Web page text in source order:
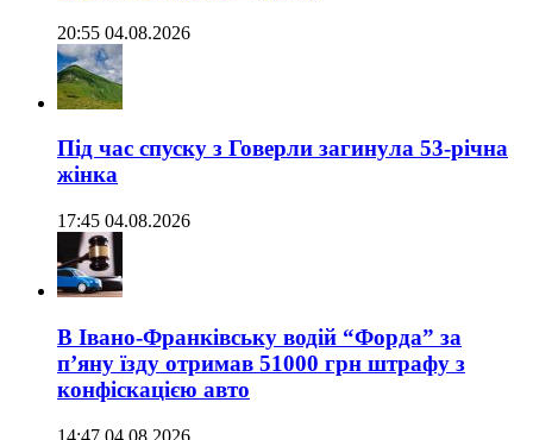
20:55 04.08.2026
Під час спуску з Говерли загинула 53-річна
жінка
17:45 04.08.2026
В Івано-Франківську водій “Форда” за
п’яну їзду отримав 51000 грн штрафу з
конфіскацією авто
14:47 04.08.2026